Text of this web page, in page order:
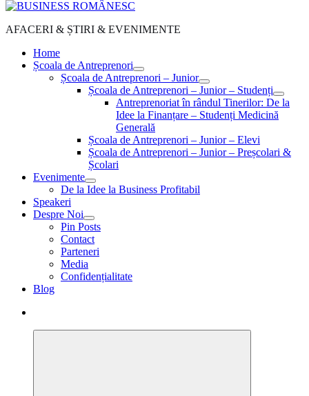
AFACERI & ȘTIRI & EVENIMENTE
Home
Școala de Antreprenori
Școala de Antreprenori – Junior
Școala de Antreprenori – Junior – Studenți
Antreprenoriat în rândul Tinerilor: De la
Idee la Finanțare – Studenți Medicină
Generală
Școala de Antreprenori – Junior – Elevi
Școala de Antreprenori – Junior – Preșcolari &
Școlari
Evenimente
De la Idee la Business Profitabil
Speakeri
Despre Noi
Pin Posts
Contact
Parteneri
Media
Confidențialitate
Blog